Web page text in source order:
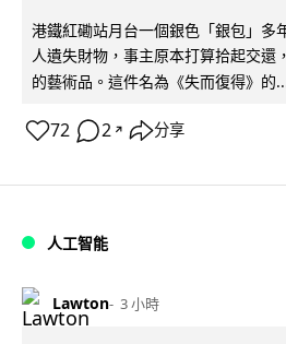
港鐵紅磡站月台一個銀色「銀包」多
人遺失財物，事主原本打算拾起交還
的藝術品。這件名為《失而復得》的
72 2 ↗ 分享
人工智能
Lawton 3 小時